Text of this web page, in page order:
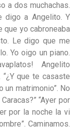
a dos muchachas.
digo a Angelito. Y
que yo cabroneaba
Le digo que me
Yo oigo un piano.
Angelito
que te casaste
un matrimonio”. No
“Ayer por
por la noche la vi
Caminamos.